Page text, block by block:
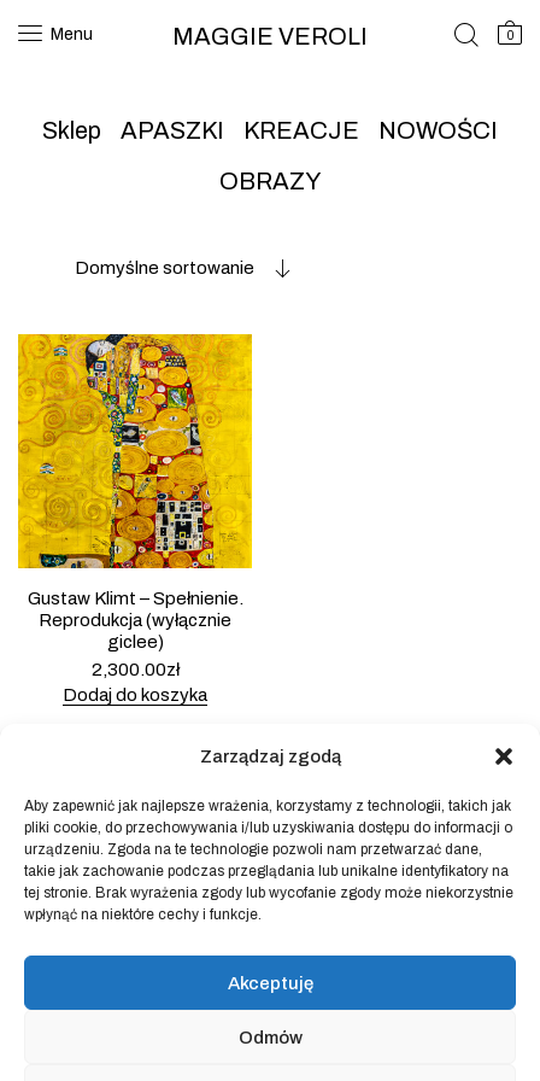
Zarządzaj zgodą
Aby zapewnić jak najlepsze wrażenia, korzystamy z technologii, takich jak
pliki cookie, do przechowywania i/lub uzyskiwania dostępu do informacji o
urządzeniu. Zgoda na te technologie pozwoli nam przetwarzać dane,
takie jak zachowanie podczas przeglądania lub unikalne identyfikatory na
tej stronie. Brak wyrażenia zgody lub wycofanie zgody może niekorzystnie
wpłynąć na niektóre cechy i funkcje.
Akceptuję
Odmów
Menu MAGGIE VEROLI 0
Sklep APASZKI KREACJE
NOWOŚCI
OBRAZY
Domyślne sortowanie
Gustaw Klimt – Spełnienie.
Reprodukcja (wyłącznie
giclee)
2,300.00zł
Dodaj do koszyka
Powered byBlock Shop.
sklep
blog
kontakt